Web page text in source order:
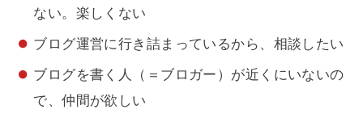
ない。楽しくない
ブログ運営に行き詰まっているから、相談したい
ブログを書く人（＝ブロガー）が近くにいないの
で、仲間が欲しい